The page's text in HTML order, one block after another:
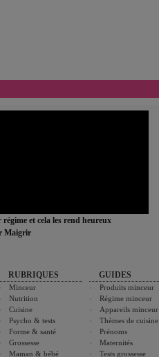
et cela les rend heureux
Maigrir
RUBRIQUES
Minceur
Nutrition
Cuisine
Psycho & tests
Forme & santé
Grossesse
Maman & bébé
GUIDES
Produits minceur
Régime minceur
Appareils minceur
Thèmes de cuisine
Prénoms
Maternités
Tests grossesse